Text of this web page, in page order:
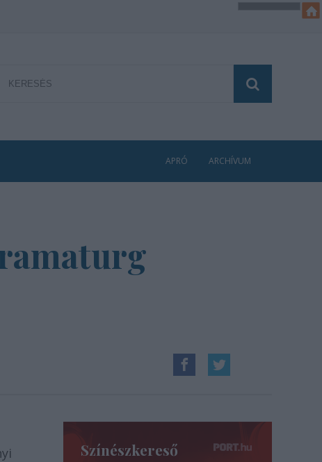
APRÓ ARCHÍVUM
Színészkereső